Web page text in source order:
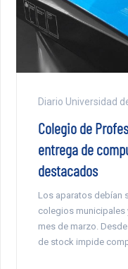
Diario Universidad
Colegio de
entrega de
destacados
Los aparatos debían
colegios municipales
mes de marzo.
de stock impide